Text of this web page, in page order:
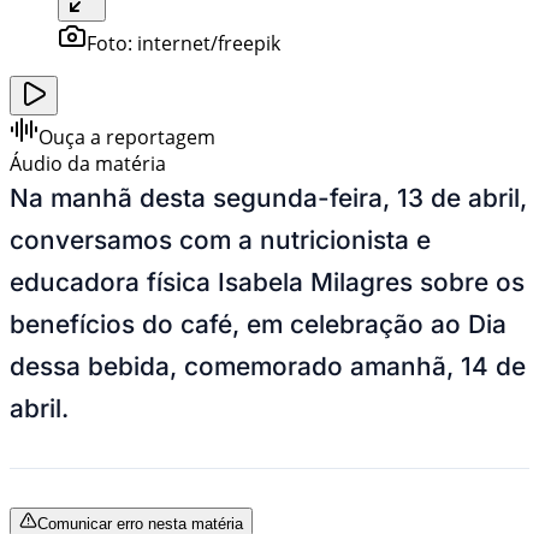
Foto: internet/freepik
Ouça a reportagem
Áudio da matéria
Na manhã desta segunda-feira, 13 de abril,
conversamos com a nutricionista e
educadora física Isabela Milagres sobre os
benefícios do café, em celebração ao Dia
dessa bebida, comemorado amanhã, 14 de
abril.
Comunicar erro nesta matéria